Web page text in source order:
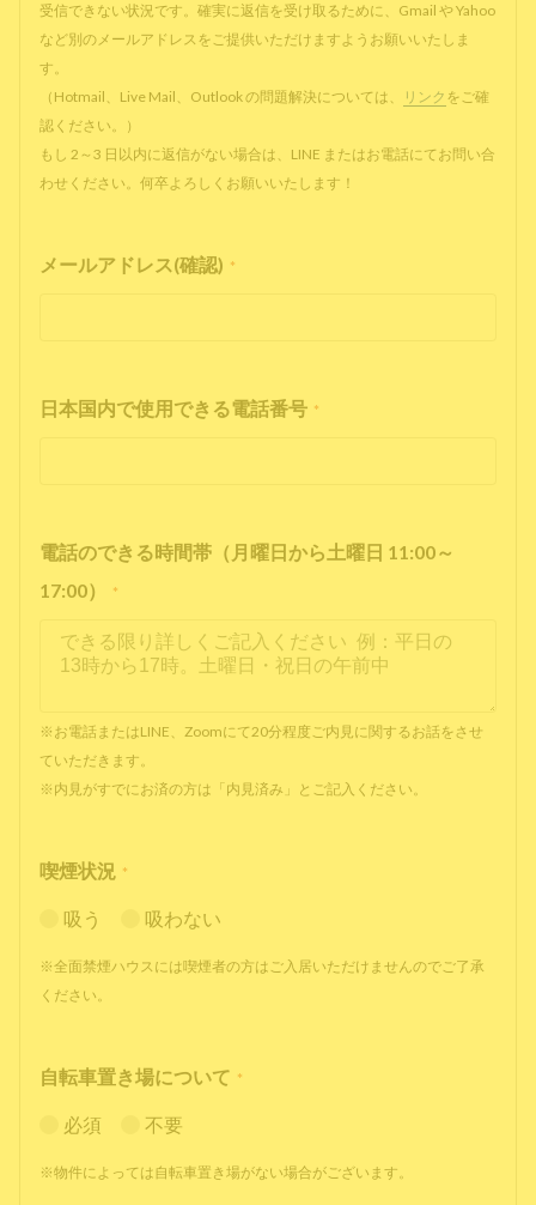
受信できない状況です。確実に返信を受け取るために、Gmail や Yahoo
など別のメールアドレスをご提供いただけますようお願いいたしま
す。
（Hotmail、Live Mail、Outlook の問題解決については、
リンク をご確
認ください。）
もし 2～3 日以内に返信がない場合は、LINE またはお電話にてお問い合
わせください。何卒よろしくお願いいたします！
メールアドレス(確認) *
日本国内で使用できる電話番号 *
電話のできる時間帯（月曜日から土曜日 11:00～
17:00）
*
※お電話またはLINE、Zoomにて20分程度ご内見に関するお話をさせ
ていただきます。
※内見がすでにお済の方は「内見済み」とご記入ください。
喫煙状況 *
吸う 吸わない
※全面禁煙ハウスには喫煙者の方はご入居いただけませんのでご了承
ください。
自転車置き場について *
必須 不要
※物件によっては自転車置き場がない場合がございます。